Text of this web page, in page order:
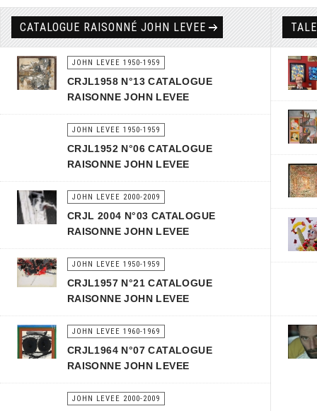
CATALOGUE RAISONNÉ JOHN LEVEE
JOHN LEVEE 1950-1959
CRJL1958 N°13 CATALOGUE
RAISONNE JOHN LEVEE
JOHN LEVEE 1950-1959
CRJL1952 N°06 CATALOGUE
RAISONNE JOHN LEVEE
JOHN LEVEE 2000-2009
CRJL 2004 N°03 CATALOGUE
RAISONNE JOHN LEVEE
JOHN LEVEE 1950-1959
CRJL1957 N°21 CATALOGUE
RAISONNE JOHN LEVEE
JOHN LEVEE 1960-1969
CRJL1964 N°07 CATALOGUE
RAISONNE JOHN LEVEE
JOHN LEVEE 2000-2009